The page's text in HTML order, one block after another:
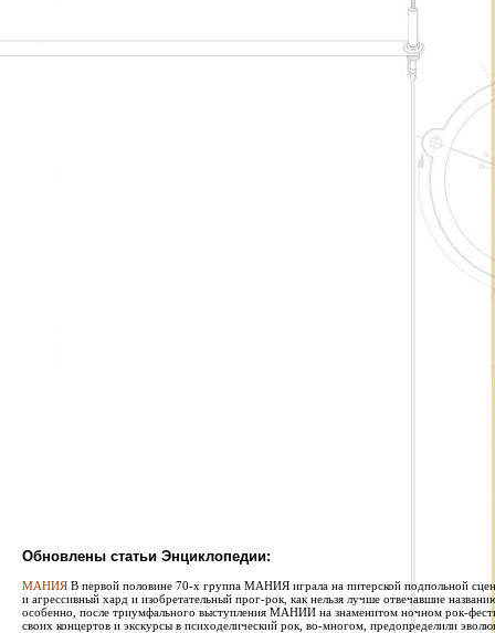
Обновлены статьи Энциклопедии:
МАНИЯ В первой половине 70-х группа МАНИЯ играла на питерской подпольной
и агрессивный хард и изобретательный прог-рок, как нельзя лучше отвечавшие
особенно, после триумфального выступления МАНИИ на знаменитом ночном рок-
своих концертов и экскурсы в психоделический рок, во-многом, предопределили